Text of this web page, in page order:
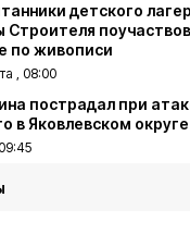
детского
Строителя
по живописи
, 08:00
пострадал при
в Яковлевском округе